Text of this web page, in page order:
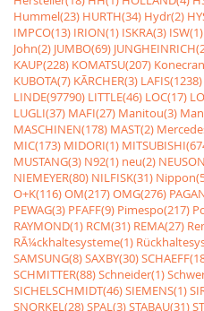
Hummel(23) HURTH(34) Hydr(2)
IMPCO(13) IRION(1) ISKRA(3) ISW(1)
John(2) JUMBO(69)
KAUP(228) KOMATSU(207)
KUBOTA(7) KÃRCHER(3) LAFIS(1238)
LINDE(97790) LITTLE(46) LOC(17)
LUGLI(37) MAFI(27) Manitou(3)
MASCHINEN(178) MAST(2)
MIC(173) MIDORI(1)
MUSTANG(3) N92(1) neu(2)
NIEMEYER(80) NILFISK(31)
O+K(116)OM(217)OMG(276)
PEWAG(3) PFAFF(9) Pimespo(217)
RAYMOND(1) RCM(31) REMA(27)
RÃ¼ckhaltesysteme(1)
SAMSUNG(8)SAXBY(30)
SCHMITTER(88)Schneider(1)
SICHELSCHMIDT(46)SIEMENS(1)
SNORKEL(28)SPAL(3)STABAU(31)